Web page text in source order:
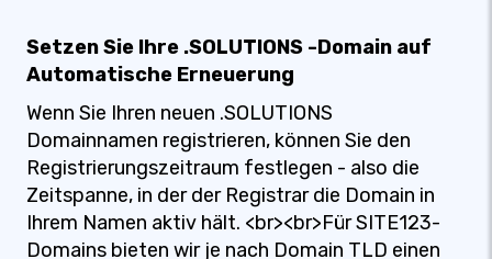
Setzen Sie Ihre .SOLUTIONS -Domain auf
Automatische Erneuerung
Wenn Sie Ihren neuen .SOLUTIONS
Domainnamen registrieren, können Sie den
Registrierungszeitraum festlegen - also die
Zeitspanne, in der der Registrar die Domain in
Ihrem Namen aktiv hält. <br><br>Für SITE123-
Domains bieten wir je nach Domain TLD einen